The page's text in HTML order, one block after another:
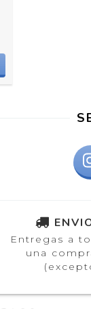
Entregas a
una